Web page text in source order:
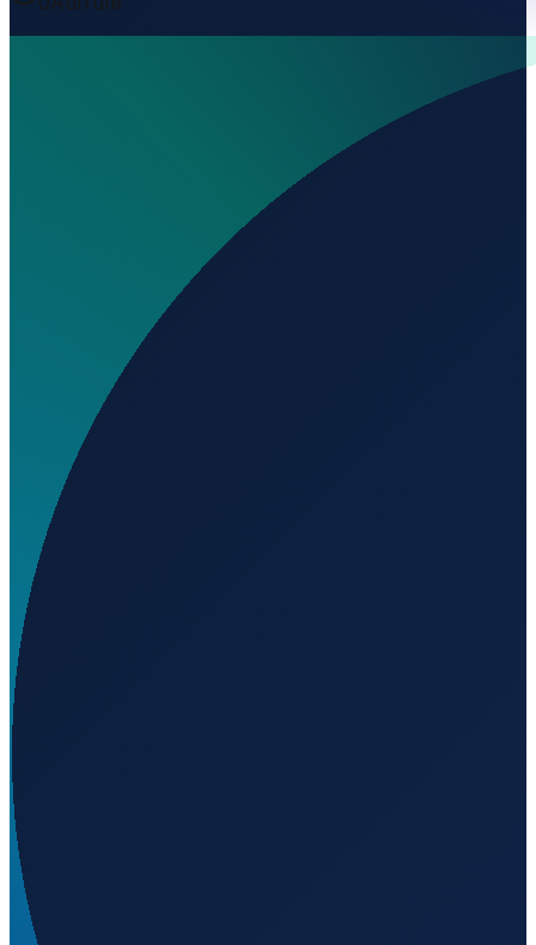
Wo liegt Enstone Aerodrome?
Auf welcher Höhe liegt Enstone Aerodrome?
Wird geladen...
51.92817
London